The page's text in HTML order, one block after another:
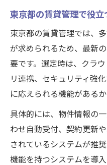
東京都の賃貸管理で役
東京都の賃貸管理では、
が求められるため、最新
要です。選定時は、クラ
リ連携、セキュリティ強
に応えられる機能がある
具体的には、物件情報の
わせ自動受付、契約更新
されているシステムが推
機能を持つシステムを導